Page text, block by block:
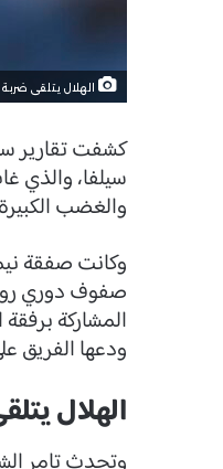
الهلال يتلقى
كشفت تقارير
سيلفا، والذي
والغضب
وكانت صفقة
صفوف دوري
المشاركة
ودعها الفريق
الهلال